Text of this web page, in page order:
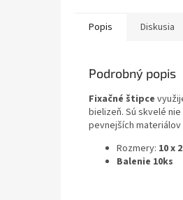
Popis Diskusia
Podrobný popis
Fixačné štipce
bielizeň. Sú skvelé
pevnejších
Rozmery: 10 x
Balenie 10ks